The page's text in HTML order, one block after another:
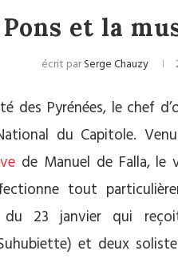
Pons et la
écrit parSerge Chauzy
des Pyrénées, le chef
du Capitole.
de Manuel de Falla,
tout
du 23 janvier qui
et deux